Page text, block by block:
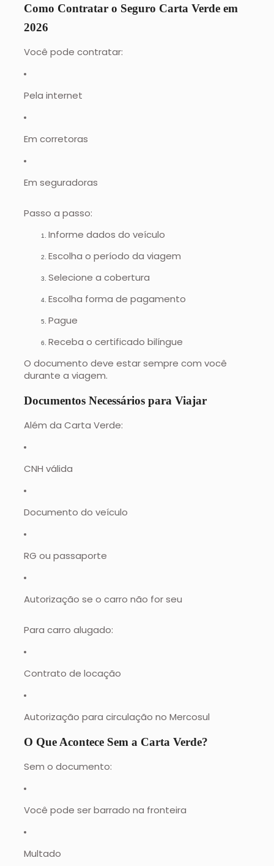
Como Contratar o Seguro Carta Verde em
2026
Você pode contratar:
Pela internet
Em corretoras
Em seguradoras
Passo a passo:
Informe dados do veículo
Escolha o período da viagem
Selecione a cobertura
Escolha forma de pagamento
Pague
Receba o certificado bilíngue
O documento deve estar sempre com você
durante a viagem.
Documentos Necessários para Viajar
Além da Carta Verde:
CNH válida
Documento do veículo
RG ou passaporte
Autorização se o carro não for seu
Para carro alugado:
Contrato de locação
Autorização para circulação no Mercosul
O Que Acontece Sem a Carta Verde?
Sem o documento:
Você pode ser barrado na fronteira
Multado